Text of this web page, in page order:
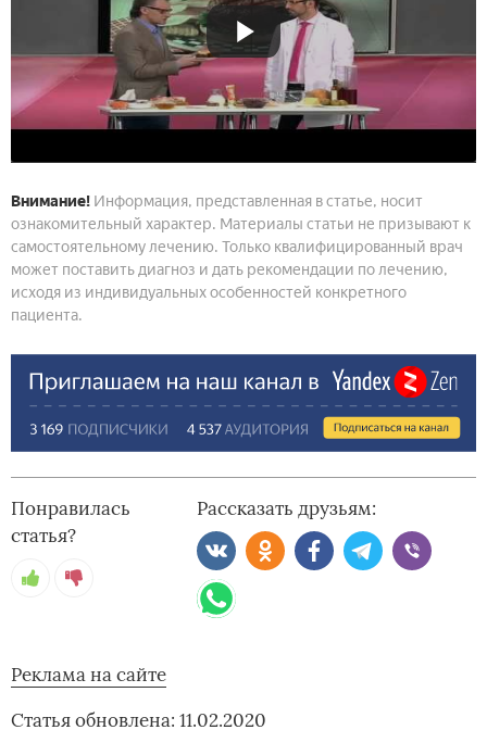
Внимание! Информация, представленная в статье, носит
ознакомительный характер. Материалы статьи не призывают к
самостоятельному лечению. Только квалифицированный врач
может поставить диагноз и дать рекомендации по лечению,
исходя из индивидуальных особенностей конкретного
пациента.
Понравилась
статья?
Рассказать друзьям:
Реклама на сайте
Статья обновлена: 11.02.2020